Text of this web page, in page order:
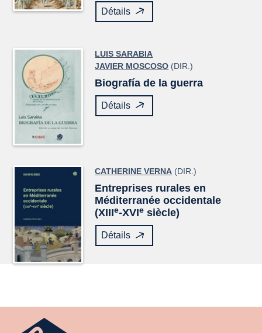
Détails
LUIS SARABIA
JAVIER MOSCOSO (DIR.)
Biografía de la guerra
Détails
CATHERINE VERNA (DIR.)
Entreprises rurales en
Méditerranée occidentale
(XIIIe-XVIe siècle)
Détails